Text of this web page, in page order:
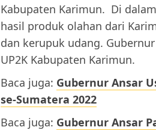
Kabupaten Karimun. Di
hasil produk olahan dari
dan kerupuk udang.
UP2K Kabupaten Karimun.
Baca juga: Gubernur Ansar
se-Sumatera 2022
Baca juga: Gubernur Ansar